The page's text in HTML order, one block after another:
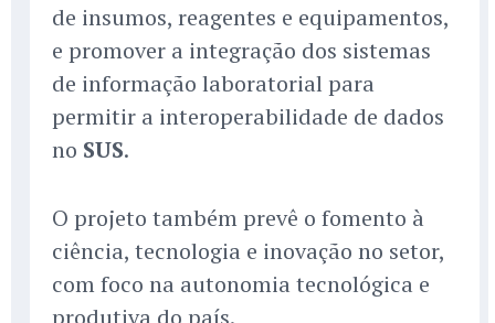
de insumos, reagentes e equipamentos,
e promover a integração dos sistemas
de informação laboratorial para
permitir a interoperabilidade de dados
no SUS.
O projeto também prevê o fomento à
ciência, tecnologia e inovação no setor,
com foco na autonomia tecnológica e
produtiva do país.